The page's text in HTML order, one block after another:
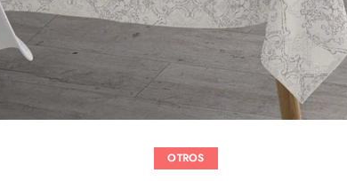
OTROS